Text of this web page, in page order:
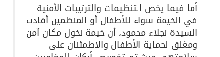
أما فيما يخص التنظيمات والترتيبات الأمنية
في الخيمة سواء للأطفال أو المنظمين أفادت
السيدة نجلاء محمود، أن خيمة نخول مكان آمن
ومغلق لحماية الأطفال والاطمئنان على